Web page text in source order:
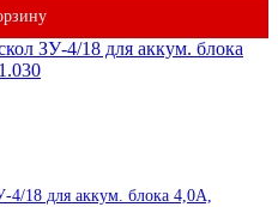
4/18 для аккум. блока 4,0А,